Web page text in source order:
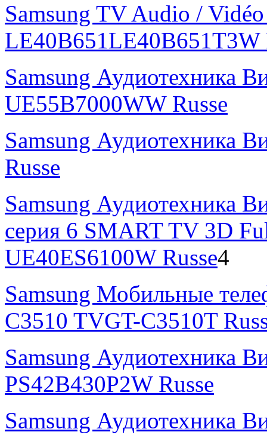
Samsung TV Audio /
LE40B651LE40B651T3W
Samsung Аудиотехника
UE55B7000WW Russe
Samsung Аудиотехника
Russe
Samsung Аудиотехника
серия 6 SMART TV 3D
UE40ES6100W Russe4
Samsung Мобильные
C3510 TVGT-C3510T
Samsung Аудиотехника
PS42B430P2W Russe
Samsung Аудиотехника